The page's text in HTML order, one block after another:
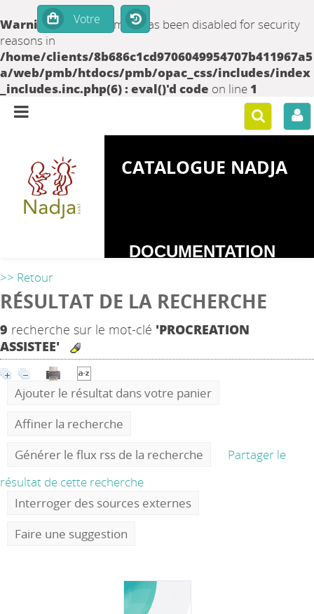
Warning: set_time_limit() has been disabled for security
reasons in
/home/clients/8b686c1cd9706049954707b411967a5
a/web/pmb/htdocs/pmb/opac_css/includes/index
_includes.inc.php(6) : eval()'d code on line 1
CATALOGUE NADJA
DOCUMENTATION
DEPENDANCES
>> Retour
RÉSULTAT DE LA RECHERCHE
9 recherche sur le mot-clé 'PROCREATION
ASSISTEE'
Ajouter le résultat dans votre panier
Affiner la recherche
Générer le flux rss de la recherche
Partager le
résultat de cette recherche
Interroger des sources externes
Faire une suggestion